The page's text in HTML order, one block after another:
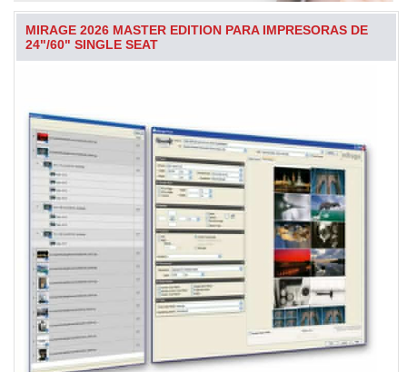
MIRAGE 2026 MASTER EDITION PARA IMPRESORAS DE
24"/60" SINGLE SEAT
end
images